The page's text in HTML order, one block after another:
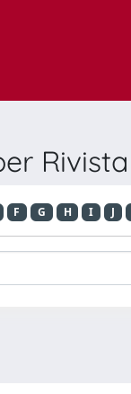
Rivista
F G H I J